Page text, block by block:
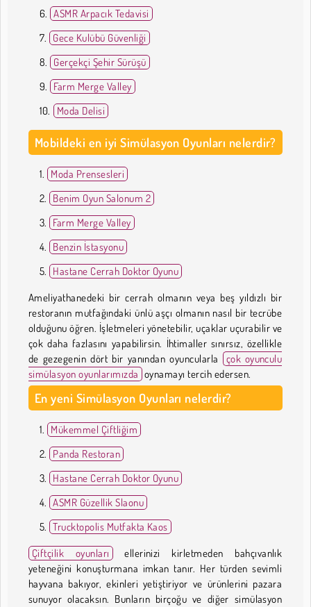
ASMR Arpacık Tedavisi
Gece Kulübü Güvenliği
Gerçekçi Şehir Sürüşü
Farm Merge Valley
Moda Delisi
Mobildeki en iyi Simülasyon Oyunları nelerdir?
Moda Prensesleri
Benim Oyun Salonum 2
Farm Merge Valley
Benzin İstasyonu
Hastane Cerrah Doktor Oyunu
Ameliyathanedeki bir cerrah olmanın veya beş yıldızlı bir
restoranın mutfağındaki ünlü aşçı olmanın nasıl bir tecrübe
olduğunu öğren. İşletmeleri yönetebilir, uçaklar uçurabilir ve
çok daha fazlasını yapabilirsin. İhtimaller sınırsız, özellikle
de gezegenin dört bir yanından oyuncularla
çok oyunculu
simülasyon oyunlarımızda oynamayı tercih edersen.
En yeni Simülasyon Oyunları nelerdir?
Mükemmel Çiftliğim
Panda Restoran
Hastane Cerrah Doktor Oyunu
ASMR Güzellik Slaonu
Trucktopolis Mutfakta Kaos
Çiftçilik oyunları
ellerinizi kirletmeden bahçıvanlık
yeteneğini konuşturmana imkan tanır. Her türden sevimli
hayvana bakıyor, ekinleri yetiştiriyor ve ürünlerini pazara
sunuyor olacaksın. Bunların birçoğu ve diğer simülasyon